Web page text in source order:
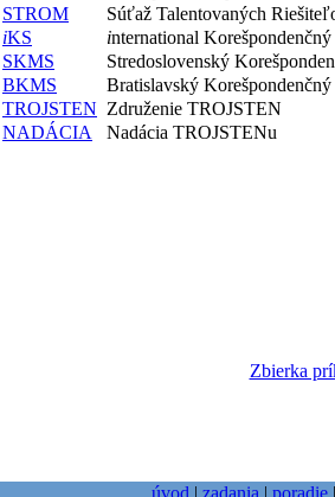
STROM
Súťaž Talentovaných
iKS international Korešpondenčný
SKMS
Stredoslovenský
BKMS
Bratislavský
TROJSTEN Združenie TROJSTEN
NADÁCIA
Nadácia TROJSTENu
Zbierka
úvod | zadania | poradie